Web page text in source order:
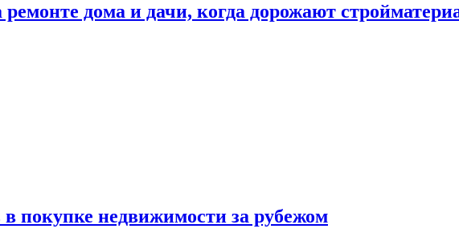
ремонте дома и дачи, когда дорожают
в покупке недвижимости за рубежом